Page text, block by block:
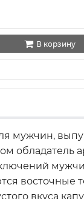
В корзину
мужчин,
обладатель
восточные
вкуса